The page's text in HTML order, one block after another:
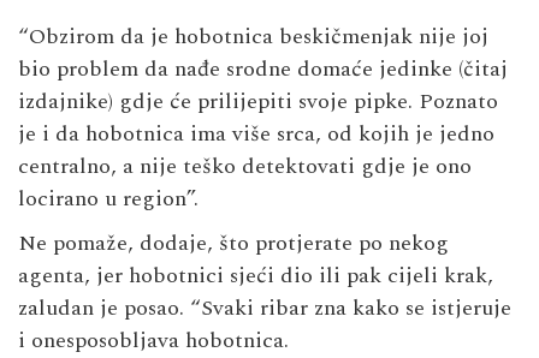
“Obzirom da je hobotnica beskičmenjak nije joj
bio problem da nađe srodne domaće jedinke (čitaj
izdajnike) gdje će prilijepiti svoje pipke. Poznato
je i da hobotnica ima više srca, od kojih je jedno
centralno, a nije teško detektovati gdje je ono
locirano u region”.
Ne pomaže, dodaje, što protjerate po nekog
agenta, jer hobotnici sjeći dio ili pak cijeli krak,
zaludan je posao. “Svaki ribar zna kako se istjeruje
i onesposobljava hobotnica.